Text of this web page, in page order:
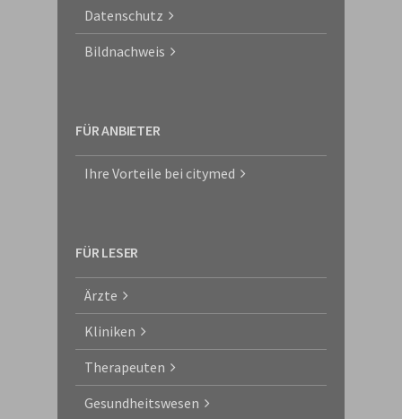
Datenschutz
Bildnachweis
FÜR ANBIETER
Ihre Vorteile bei citymed
FÜR LESER
Ärzte
Kliniken
Therapeuten
Gesundheitswesen